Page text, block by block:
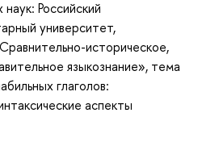
Российский
университет,
историческое,
языкознание», тема
глаголов:
аспекты